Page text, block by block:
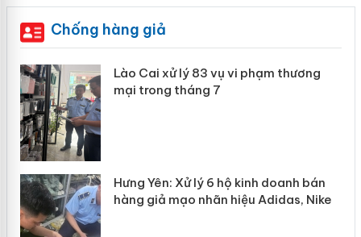
Chống hàng giả
Lào Cai xử lý 83 vụ vi phạm thương
mại trong tháng 7
Hưng Yên: Xử lý 6 hộ kinh doanh bán
hàng giả mạo nhãn hiệu Adidas, Nike